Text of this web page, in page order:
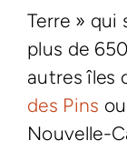
Terre » qui
plus de
autres îles
des Pins
Nouvelle-